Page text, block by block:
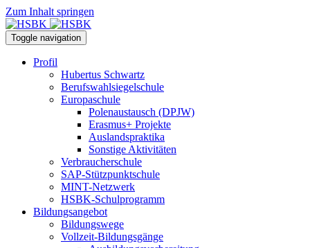
Zum Inhalt springen
Toggle navigation
Profil
Hubertus Schwartz
Berufswahlsiegelschule
Europaschule
Polenaustausch (DPJW)
Erasmus+ Projekte
Auslandspraktika
Sonstige Aktivitäten
Verbraucherschule
SAP-Stützpunktschule
MINT-Netzwerk
HSBK-Schulprogramm
Bildungsangebot
Bildungswege
Vollzeit-Bildungsgänge